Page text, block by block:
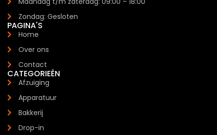
Zondag: Gesloten
PAGINA'S
Home
Over ons
Contact
CATEGORIEËN
Afzuiging
Apparatuur
Bakkerij
Drop-in